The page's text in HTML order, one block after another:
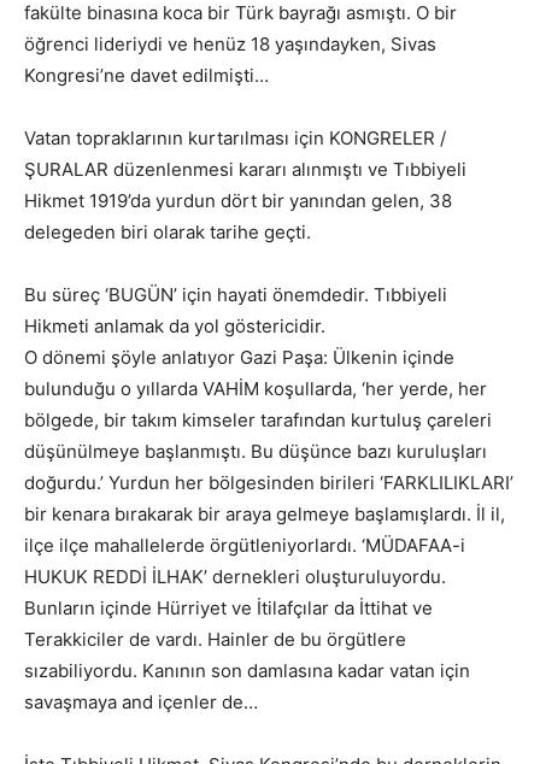
fakülte binasına koca bir Türk bayrağı asmıştı. O bir
öğrenci lideriydi ve henüz 18 yaşındayken, Sivas
Kongresi’ne davet edilmişti…
Vatan topraklarının kurtarılması için KONGRELER /
ŞURALAR düzenlenmesi kararı alınmıştı ve Tıbbiyeli
Hikmet 1919’da yurdun dört bir yanından gelen, 38
delegeden biri olarak tarihe geçti.
Bu süreç ‘BUGÜN’ için hayati önemdedir. Tıbbiyeli
Hikmeti anlamak da yol göstericidir.
O dönemi şöyle anlatıyor Gazi Paşa: Ülkenin içinde
bulunduğu o yıllarda VAHİM koşullarda, ‘her yerde, her
bölgede, bir takım kimseler tarafından kurtuluş çareleri
düşünülmeye başlanmıştı. Bu düşünce bazı kuruluşları
doğurdu.’ Yurdun her bölgesinden birileri ‘FARKLILIKLARI’
bir kenara bırakarak bir araya gelmeye başlamışlardı. İl il,
ilçe ilçe mahallelerde örgütleniyorlardı. ‘MÜDAFAA-i
HUKUK REDDİ İLHAK’ dernekleri oluşturuluyordu.
Bunların içinde Hürriyet ve İtilafçılar da İttihat ve
Terakkiciler de vardı. Hainler de bu örgütlere
sızabiliyordu. Kanının son damlasına kadar vatan için
savaşmaya and içenler de…